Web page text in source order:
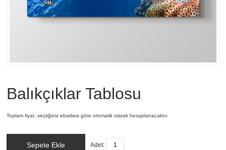
Balıkçıklar Tablosu
Toplam fiyat, seçtiğiniz ebatlara göre otomatik olarak hesaplanacaktır.
Sepete Ekle Adet: